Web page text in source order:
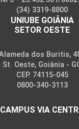
(34) 3319-8800
UNIUBE GOIÂNIA
SETOR OESTE
dos Buritis,
St. Oeste, Goiânia -
CEP. 74115-045
0800-340-3113
CAMPUS VIA